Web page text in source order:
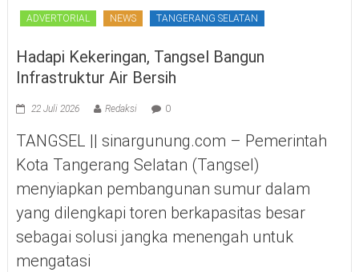
ADVERTORIAL NEWS TANGERANG SELATAN
Hadapi Kekeringan, Tangsel Bangun
Infrastruktur Air Bersih
22 Juli 2026 Redaksi 0
TANGSEL || sinargunung.com – Pemerintah
Kota Tangerang Selatan (Tangsel)
menyiapkan pembangunan sumur dalam
yang dilengkapi toren berkapasitas besar
sebagai solusi jangka menengah untuk
mengatasi